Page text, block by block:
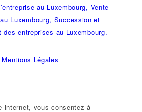
au Luxembourg, Vente
Luxembourg, Succession et
des entreprises au Luxembourg.
Mentions Légales
internet, vous consentez à